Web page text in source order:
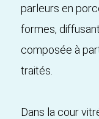
parleurs en
formes,
composée à
traités.
Dans la cour